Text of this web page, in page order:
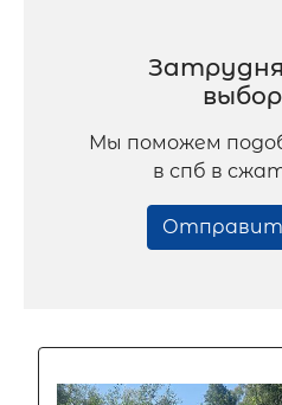
Мы поможем
в спб в